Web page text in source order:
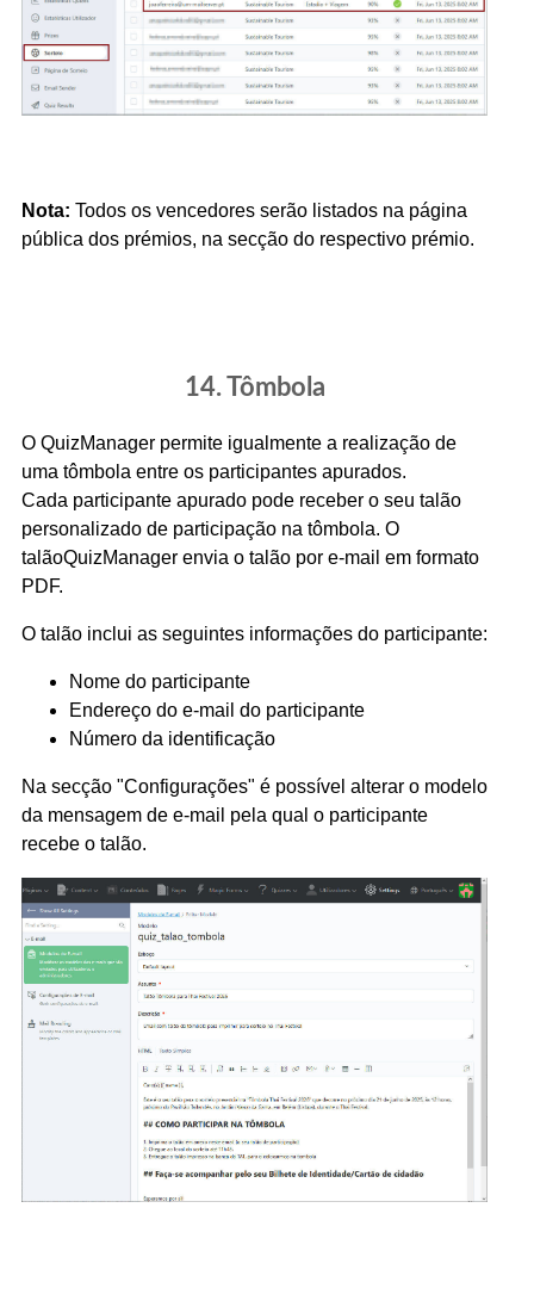
Nota: Todos os vencedores serão listados na página
pública dos prémios, na secção do respectivo prémio.
14. Tômbola
O QuizManager permite igualmente a realização de
uma tômbola entre os participantes apurados.
Cada participante apurado pode receber o seu talão
personalizado de participação na tômbola. O
talãoQuizManager envia o talão por e-mail em formato
PDF.
O talão inclui as seguintes informações do participante:
Nome do participante
Endereço do e-mail do participante
Número da identificação
Na secção "Configurações" é possível alterar o modelo
da mensagem de e-mail pela qual o participante
recebe o talão.